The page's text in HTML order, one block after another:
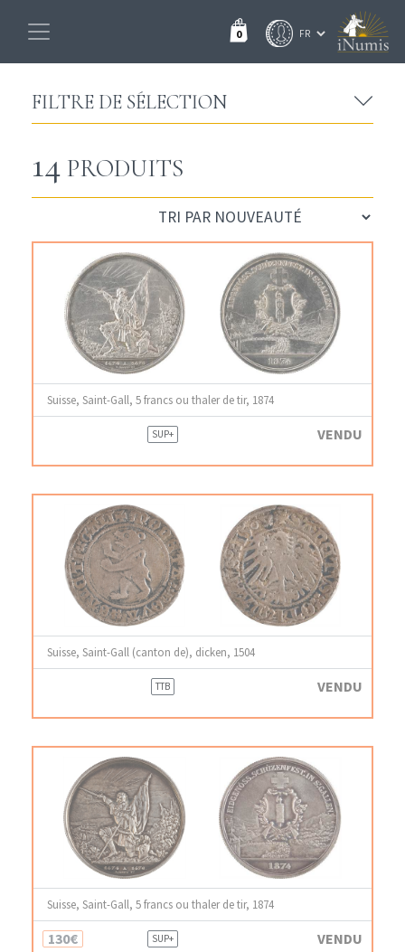
0
FILTRE DE SÉLECTION
14 PRODUITS
Suisse, Saint-Gall, 5 francs ou thaler de tir, 1874
SUP+ VENDU
Suisse, Saint-Gall (canton de), dicken, 1504
TTB VENDU
Suisse, Saint-Gall, 5 francs ou thaler de tir, 1874
130€ SUP+ VENDU